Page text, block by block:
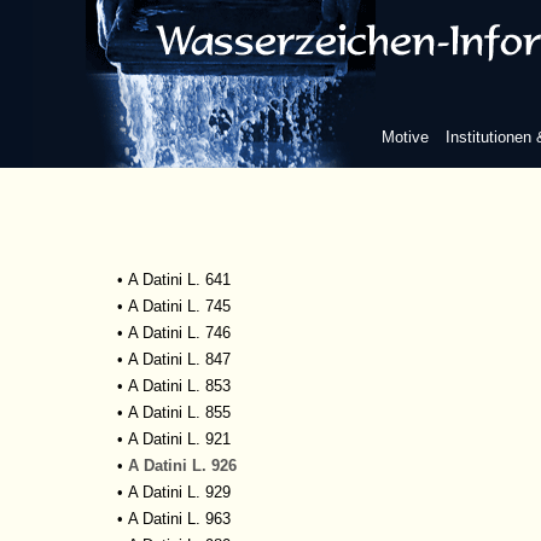
Motive Institutionen
• A Datini D 979
•A Datini D 980
•A Datini D 999
•A Datini D 1060
•A Datini L. 329
•A Datini L. 331
•A Datini L. 343
• A Datini L. 641
• A Datini L. 745
• A Datini L. 746
• A Datini L. 847
• A Datini L. 853
• A Datini L. 855
• A Datini L. 921
• A Datini L. 926
• A Datini L. 929
• A Datini L. 963